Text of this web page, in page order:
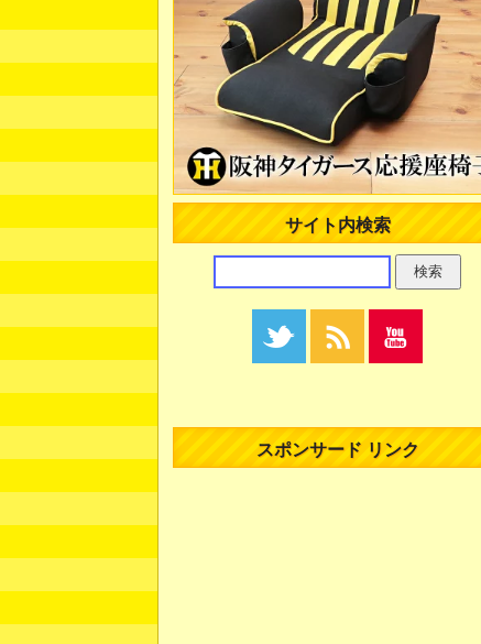
サイト内検索
スポンサード リンク